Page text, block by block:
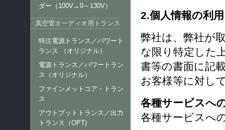
2.個人情報の利
弊社は、弊社が
な限り特定した
書等の書面に記
お客様等に対し
各種サービスへ
各種サービスへ
ダー（100V→0～130V）
真空管オーディオ用トランス
特注電源トランス／パワート
ランス （オリジナル）
電源トランス／パワートラン
ス（オリジナル）
ファインメットコア・トラン
ス
アウトプットトランス／出力
トランス（OPT)